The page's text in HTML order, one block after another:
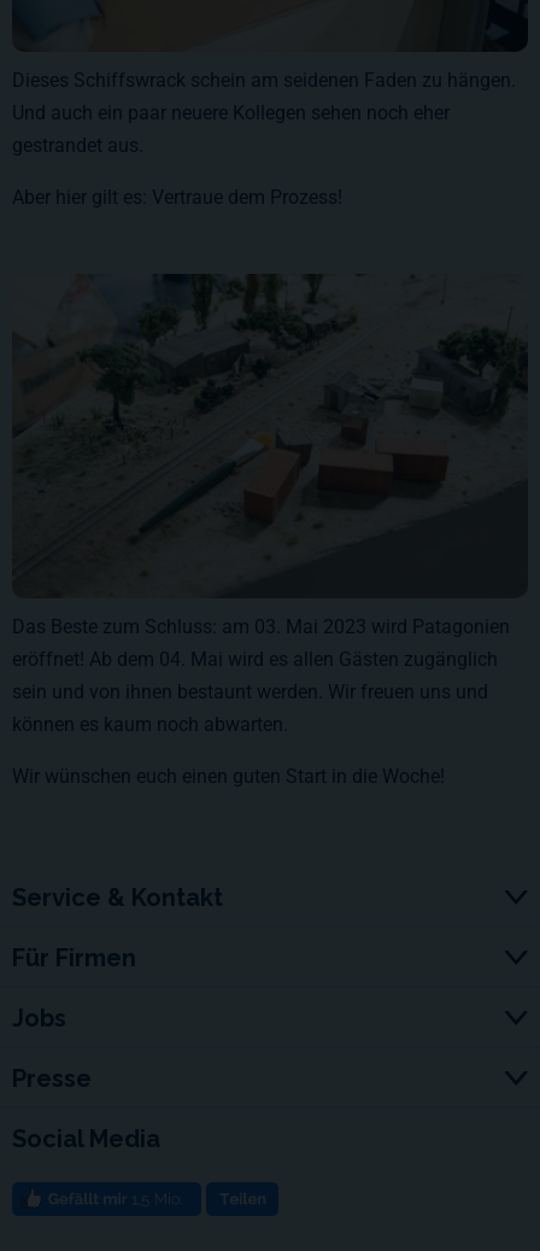
Dieses Schiffswrack schein am seidenen Faden zu hängen.
Und auch ein paar neuere Kollegen sehen noch eher
gestrandet aus.
Aber hier gilt es: Vertraue dem Prozess!
Das Beste zum Schluss: am 03. Mai 2023 wird Patagonien
eröffnet! Ab dem 04. Mai wird es allen Gästen zugänglich
sein und von ihnen bestaunt werden. Wir freuen uns und
können es kaum noch abwarten.
Wir wünschen euch einen guten Start in die Woche!
Service & Kontakt
Für Firmen
Jobs
Presse
Social Media